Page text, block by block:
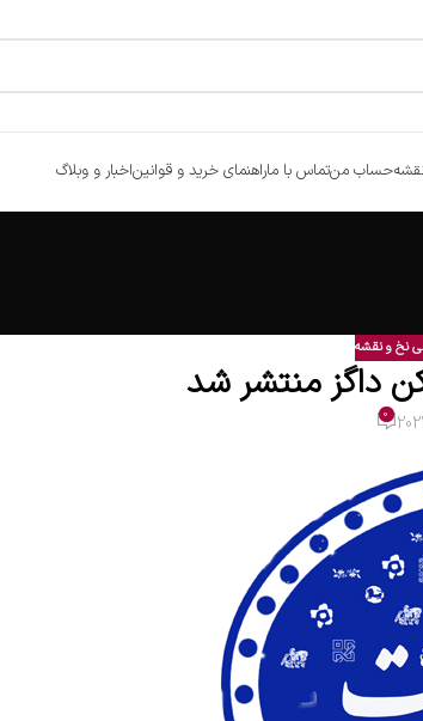
حساب منتماس با ماراهنمای خرید و قوانیناخبار و وبلاگ
نخ و نقشه
داگز منتشر شد
0